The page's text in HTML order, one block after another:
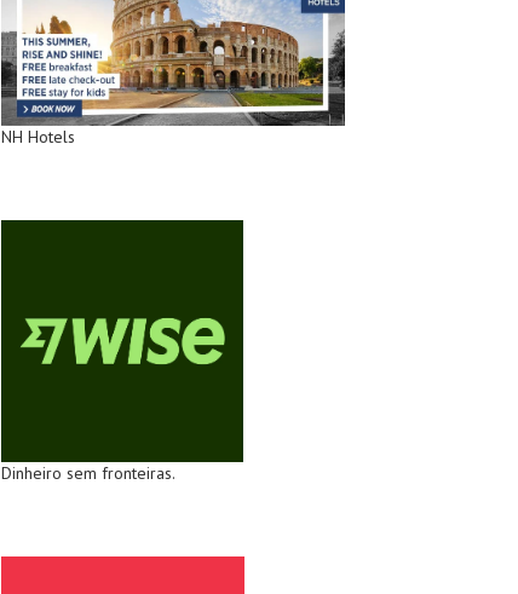
NH Hotels
Dinheiro sem fronteiras.